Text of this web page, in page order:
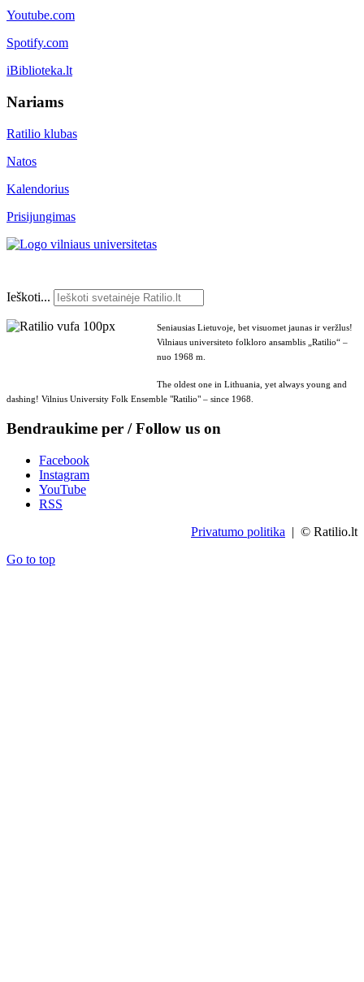
Youtube.com
Spotify.com
iBiblioteka.lt
Nariams
Ratilio klubas
Natos
Kalendorius
Prisijungimas
Ieškoti...
Seniausias Lietuvoje, bet visuomet jaunas ir veržlus!
Vilniaus universiteto folkloro ansamblis „Ratilio“ –
nuo 1968 m.
The oldest one in Lithuania, yet always young and
dashing! Vilnius University Folk Ensemble "Ratilio" – since 1968.
Bendraukime per / Follow us on
Facebook
Instagram
YouTube
RSS
Privatumo politika | © Ratilio.lt
Go to top